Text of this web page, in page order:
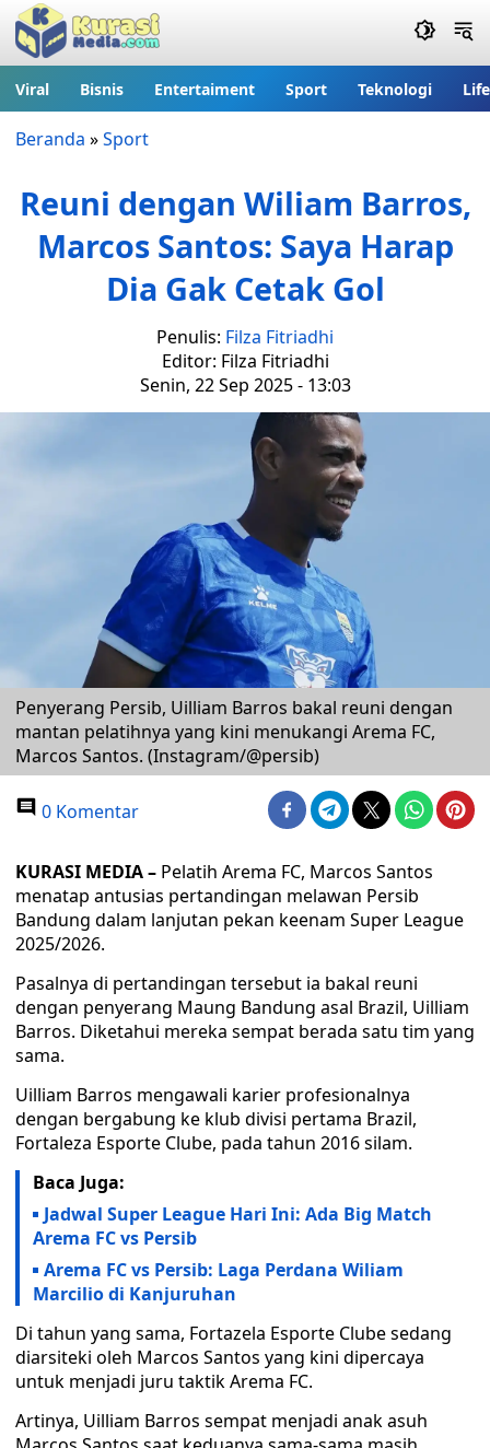
Viral Bisnis Entertaiment Sport Teknologi
Beranda »Sport
Reuni dengan Wiliam Barros,
Marcos Santos: Saya Harap
Dia Gak Cetak Gol
Penulis: Filza Fitriadhi
Editor: Filza Fitriadhi
Senin, 22 Sep 2025 - 13:03
Penyerang Persib, Uilliam Barros bakal reuni dengan
mantan pelatihnya yang kini menukangi Arema FC,
Marcos Santos. (Instagram/@persib)
0 Komentar
KURASI MEDIA – Pelatih Arema FC, Marcos Santos
menatap antusias pertandingan melawan Persib
Bandung dalam lanjutan pekan keenam Super League
2025/2026.
Pasalnya di pertandingan tersebut ia bakal reuni
dengan penyerang Maung Bandung asal Brazil, Uilliam
Barros. Diketahui mereka sempat berada satu tim yang
sama.
Uilliam Barros mengawali karier profesionalnya
dengan bergabung ke klub divisi pertama Brazil,
Fortaleza Esporte Clube, pada tahun 2016 silam.
Baca Juga:
Jadwal Super League Hari Ini: Ada Big Match
Arema FC vs Persib
Arema FC vs Persib: Laga Perdana Wiliam
Marcilio di Kanjuruhan
Di tahun yang sama, Fortazela Esporte Clube sedang
diarsiteki oleh Marcos Santos yang kini dipercaya
untuk menjadi juru taktik Arema FC.
Artinya, Uilliam Barros sempat menjadi anak asuh